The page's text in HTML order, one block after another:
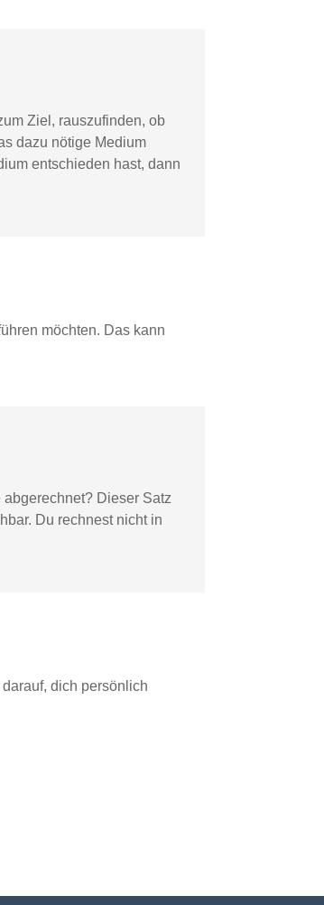
Ziel, rauszufinden, ob
dazu nötige Medium
entschieden hast, dann
möchten. Das kann
Dieser Satz
Du rechnest nicht in
dich persönlich